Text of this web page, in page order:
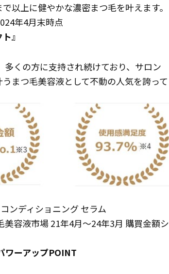
以上に健やかな濃密まつ毛を叶えます。
年4月末時点
』
多くの方に支持され続けており、サロン
まつ毛美容液として不動の人気を誇って
ンディショニング セラム
容液市場 21年4月～24年3月 購買金額シ
ワーアップPOINT